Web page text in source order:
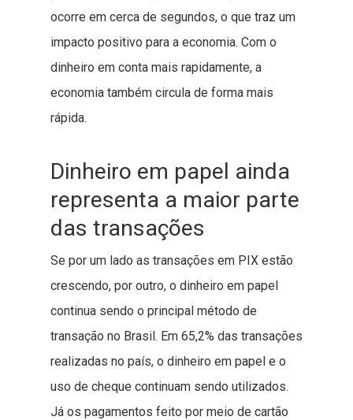
ocorre em cerca de segundos, o que traz um
impacto positivo para a economia. Com o
dinheiro em conta mais rapidamente, a
economia também circula de forma mais
rápida.
Dinheiro em papel ainda
representa a maior parte
das transações
Se por um lado as transações em PIX estão
crescendo, por outro, o dinheiro em papel
continua sendo o principal método de
transação no Brasil. Em 65,2% das transações
realizadas no país, o dinheiro em papel e o
uso de cheque continuam sendo utilizados.
Já os pagamentos feito por meio de cartão